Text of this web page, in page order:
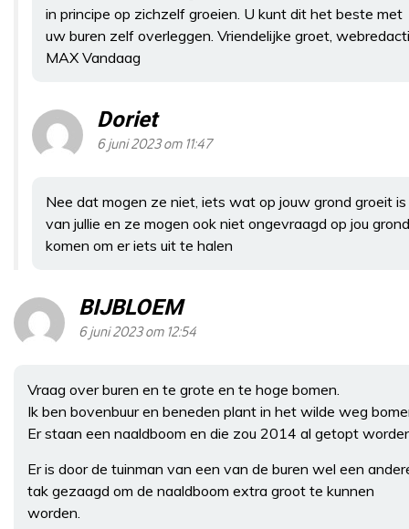
in principe op zichzelf groeien. U kunt dit het beste met
uw buren zelf overleggen. Vriendelijke groet,
MAX Vandaag
Doriet
6 juni 2023 om 11:47
Nee dat mogen ze niet, iets wat op jouw grond groeit is
van jullie en ze mogen ook niet ongevraagd op jou grond
komen om er iets uit te halen
BIJBLOEM
6 juni 2023 om 12:54
Vraag over buren en te grote en te hoge bomen.
Ik ben bovenbuur en beneden plant in het wilde weg
Er staan een naaldboom en die zou 2014 al getopt
Er is door de tuinman van een van de buren wel een
tak gezaagd om de naaldboom extra groot te kunnen
worden.